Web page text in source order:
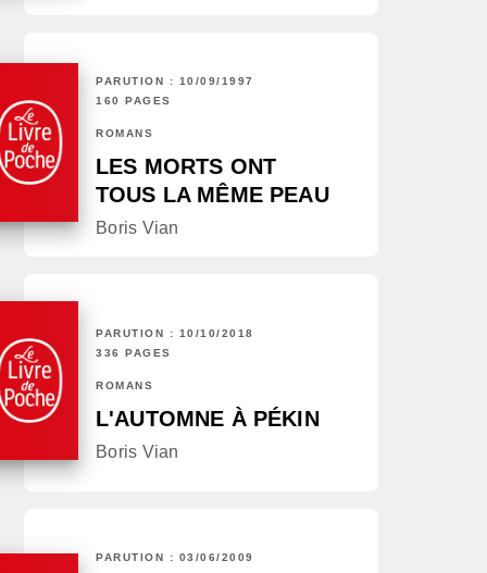
PARUTION : 10/09/1997
160 PAGES
ROMANS
LES MORTS ONT
TOUS LA MÊME PEAU
Boris Vian
PARUTION : 10/10/2018
336 PAGES
ROMANS
L'AUTOMNE À PÉKIN
Boris Vian
PARUTION : 03/06/2009